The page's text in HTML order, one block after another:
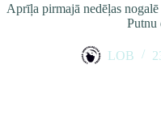
Aprīļa pirmajā nedēļas
Putnu
LOB